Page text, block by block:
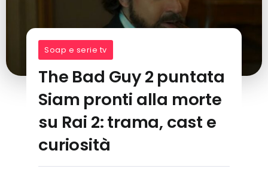
Soap e serie tv
The Bad Guy 2 puntata
Siam pronti alla morte
su Rai 2: trama, cast e
curiosità